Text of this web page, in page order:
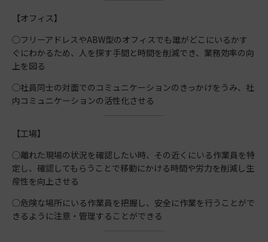
【オフィス】
◯フリーアドレスやABW型のオフィスでも誰がどこにいるかす
ぐにわかるため、人を探す手間と時間を削減でき、業務効率の向
上を図る
◯社員同士の対面でのコミュニケーションのきっかけをうみ、社
内コミュニケーションの活性化させる
【工場】
◯離れた現場の状況を確認したい時、その近くにいる作業員を特
定し、確認してもらうことで移動にかける時間や労力を削減し生
産性を向上させる
◯危険な場所にいる作業員を把握し、安全に作業を行うことがで
きるように注意・管理することができる